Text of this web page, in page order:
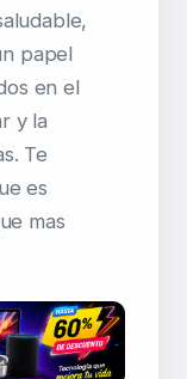
papel
en el
y la
Te
es
mas